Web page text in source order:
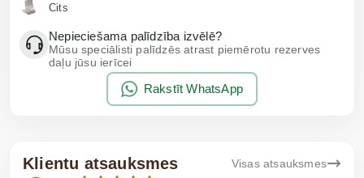
Cits
Nepieciešama palīdzība izvēlē?
Mūsu speciālisti palīdzēs atrast piemērotu rezerves
daļu jūsu ierīcei
Rakstīt WhatsApp
Klientu atsauksmes Visas atsauksmes